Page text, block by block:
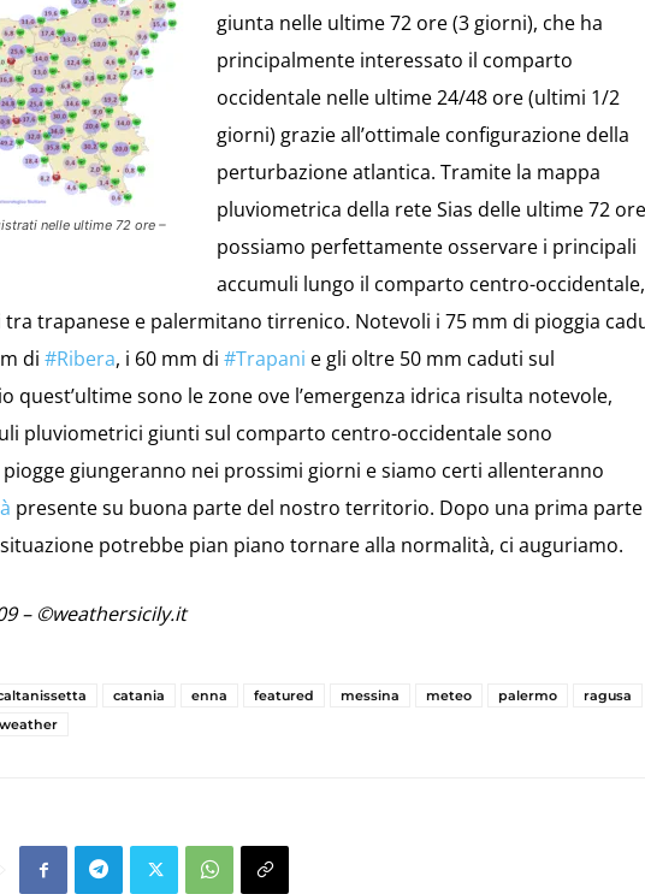
nelle ultime 72 ore –
giunta nelle ultime 72 ore (3 giorni), che ha
principalmente interessato il comparto
occidentale nelle ultime 24/48 ore (ultimi 1/2
giorni) grazie all’ottimale configurazione della
perturbazione atlantica. Tramite la mappa
pluviometrica della rete Sias delle ultime 72 ore
possiamo perfettamente osservare i principali
accumuli lungo il comparto centro-occidentale,
tra trapanese e palermitano tirrenico. Notevoli i 75 mm di pioggia
di #Ribera, i 60 mm di #Trapani e gli oltre 50 mm caduti sul
quest’ultime sono le zone ove l’emergenza idrica risulta notevole,
pluviometrici giunti sul comparto centro-occidentale sono
giungeranno nei prossimi giorni e siamo certi allenteranno
presente su buona parte del nostro territorio. Dopo una prima parte
potrebbe pian piano tornare alla normalità, ci auguriamo.
– ©weathersicily.it
catania enna featured messina meteo palermo
ragusa
weather